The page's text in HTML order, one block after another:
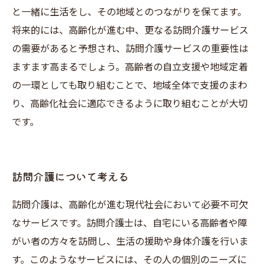
と一緒に生活をし、その地域とのつながりを保てます。
将来的には、高齢化が進む中、更なる訪問介護サービス
の需要があると予想され、訪問介護サービスの重要性は
ますます高まるでしょう。高齢者の自立支援や地域定着
の一環としても取り組むことで、地域全体で支援のまわ
り、高齢化社会に適応できるように取り組むことが大切
です。
訪問介護について考える
訪問介護は、高齢化が進む現代社会において必要不可欠
なサービスです。訪問介護士は、自宅にいる高齢者や障
がい者の方々を訪問し、生活の援助や身体介護を行いま
す。このようなサービスには、その人の個別のニーズに